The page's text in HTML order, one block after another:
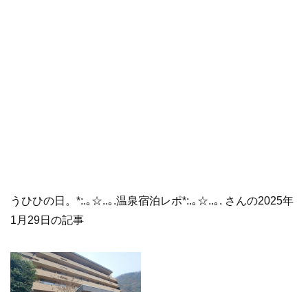
うひひの日。*:.｡☆..｡.温泉宿泊レポ*:.｡☆..｡. さんの2025年
1月29日の記事